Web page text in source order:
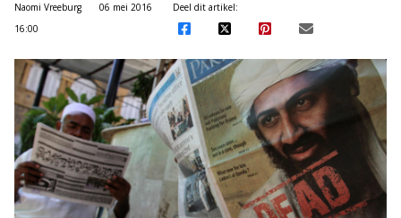
Naomi Vreeburg
06 mei 2016
16:00
Deel dit artikel: